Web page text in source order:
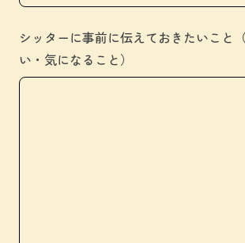
シッターに事前に伝えておきたいこと
い・気になること）